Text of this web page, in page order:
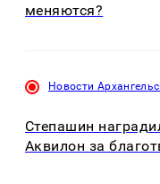
меняются?
Новости
Степашин
Аквилон за